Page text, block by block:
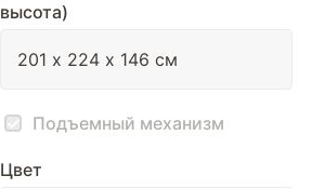
высота)
Подъемный механизм
Цвет